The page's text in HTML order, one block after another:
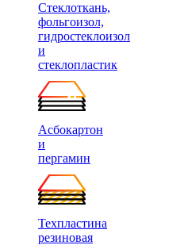
Стеклоткань,
фольгоизол,
гидростеклоизол
и
стеклопластик
Асбокартон
и
пергамин
Техпластина
резиновая